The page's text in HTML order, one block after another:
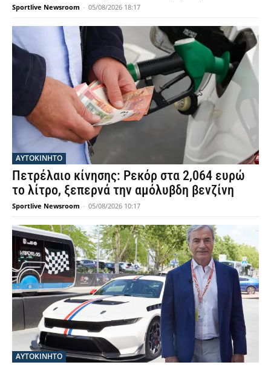
Sportlive Newsroom - 05/08/2026 18:17
ΑΥΤΟΚΙΝΗΤΟ
Πετρέλαιο κίνησης: Ρεκόρ στα 2,064 ευρώ
το λίτρο, ξεπερνά την αμόλυβδη βενζίνη
Sportlive Newsroom - 05/08/2026 10:17
ΑΥΤΟΚΙΝΗΤΟ